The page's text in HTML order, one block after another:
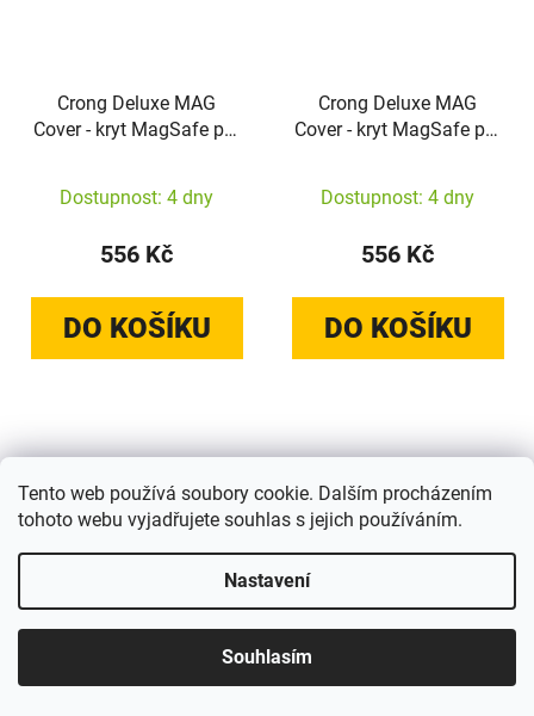
Tento web používá soubory cookie. Dalším procházením
tohoto webu vyjadřujete souhlas s jejich používáním.
Nastavení
Souhlasím
Crong Deluxe MAG
Cover - kryt MagSafe pro
Dostupnost: 4 dny
556 Kč
DO KOŠÍKU
Crong Deluxe MAG
Cover - kryt MagSafe pro
Dostupnost: 4 dny
556 Kč
DO KOŠÍKU
Kryt Crong Deluxe MAG
Cover - kryt MagSafe pro
iPhone 17 Pro Max
Crong Deluxe MAG
Cover - kryt MagSafe pro
iPhone 17 Pro (Pink